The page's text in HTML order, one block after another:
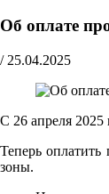
Об оплате
/ 25.04.2025
С 26 апреля 2025
Теперь
зоны.